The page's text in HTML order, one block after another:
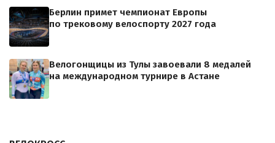
Берлин примет чемпионат Европы
по трековому велоспорту 2027 года
Велогонщицы из Тулы завоевали 8 медалей
на международном турнире в Астане